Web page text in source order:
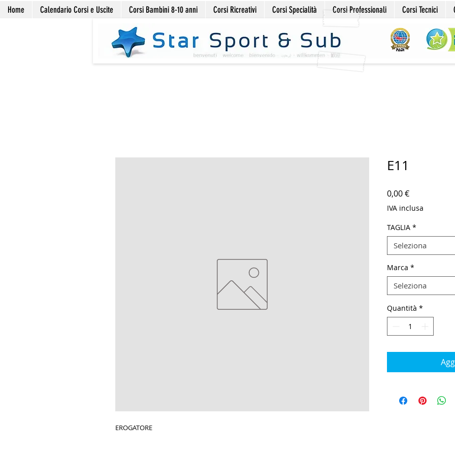
Home Calendario Corsi e Uscite Corsi Bambini 8-10 anni Corsi Ricreativi Corsi Specialità Corsi Professionali Corsi Tecnici
EROGATORE
E11
0,00 €Prezzo
IVA inclusa
TAGLIA *
Seleziona
Marca *
Seleziona
Quantità *